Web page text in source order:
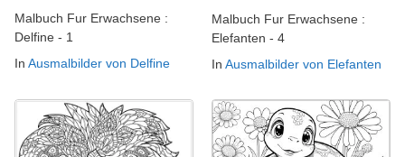
Malbuch Fur Erwachsene :
Delfine - 1
In Ausmalbilder von Delfine
Malbuch Fur Erwachsene :
Elefanten - 4
In Ausmalbilder von Elefanten